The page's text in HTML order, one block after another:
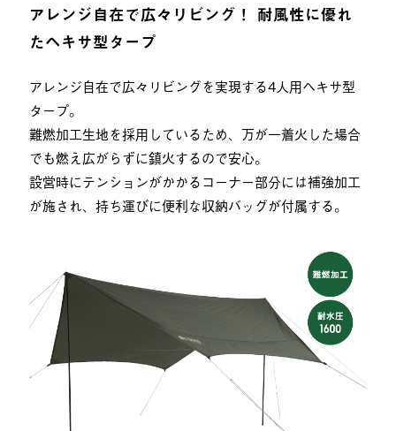
アレンジ自在で広々リビング！ 耐風性に優れ
たヘキサ型タープ
アレンジ自在で広々リビングを実現する4人用ヘキサ型
タープ。
難燃加工生地を採用しているため、万が一着火した場合
でも燃え広がらずに鎮火するので安心。
設営時にテンションがかかるコーナー部分には補強加工
が施され、持ち運びに便利な収納バッグが付属する。